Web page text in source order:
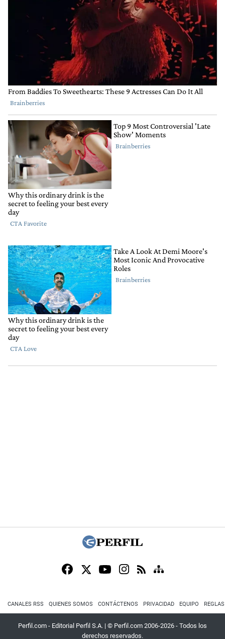
CANALES RSS QUIENES SOMOS CONTÁCTENOS PRIVACIDAD EQUIPO
Perfil.com - Editorial Perfil S.A. | © Perfil.com 2006-2026 - Todos los
derechos reservados.